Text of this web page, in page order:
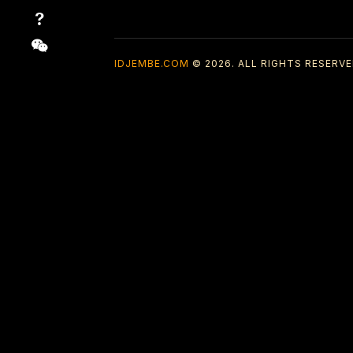
IDJEMBE.COM © 2026. ALL RIGHTS